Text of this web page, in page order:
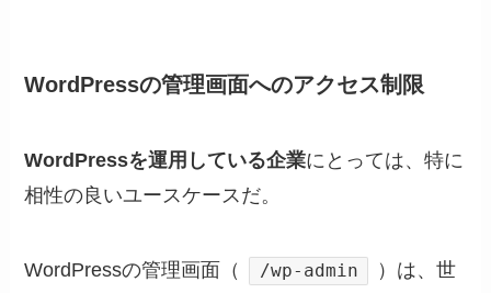
WordPressの管理画面へのアクセス制限
WordPressを運用している企業にとっては、特に
相性の良いユースケースだ。
WordPressの管理画面（ /wp-admin
）は、世